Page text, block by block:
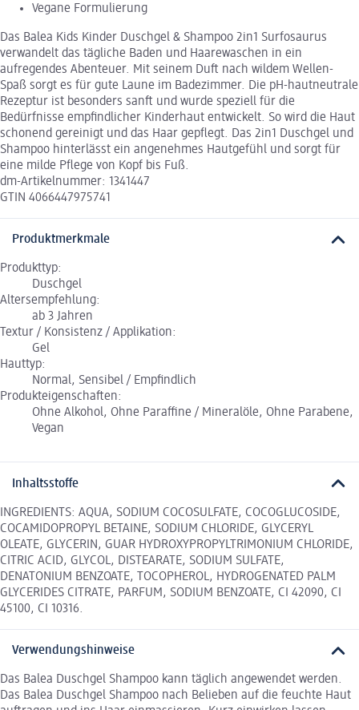
Vegane Formulierung
Das Balea Kids Kinder Duschgel & Shampoo 2in1 Surfosaurus
verwandelt das tägliche Baden und Haarewaschen in ein
aufregendes Abenteuer. Mit seinem Duft nach wildem Wellen-
Spaß sorgt es für gute Laune im Badezimmer. Die pH-hautneutrale
Rezeptur ist besonders sanft und wurde speziell für die
Bedürfnisse empfindlicher Kinderhaut entwickelt. So wird die Haut
schonend gereinigt und das Haar gepflegt. Das 2in1 Duschgel und
Shampoo hinterlässt ein angenehmes Hautgefühl und sorgt für
eine milde Pflege von Kopf bis Fuß.
dm-Artikelnummer: 1341447
GTIN 4066447975741
Produktmerkmale
Produkttyp:
Duschgel
Altersempfehlung:
ab 3 Jahren
Textur / Konsistenz / Applikation:
Gel
Hauttyp:
Normal, Sensibel / Empfindlich
Produkteigenschaften:
Ohne Alkohol, Ohne Paraffine / Mineralöle, Ohne Parabene,
Vegan
Inhaltsstoffe
INGREDIENTS: AQUA, SODIUM COCO­SULFATE, COCO­GLUCOSIDE,
COCAMIDOPROPYL BETAINE, SODIUM CHLORIDE, GLYCERYL
OLEATE, GLYCERIN, GUAR HYDROXYPROPYLTRIMONIUM CHLORIDE,
CITRIC ACID, GLYCOL, DISTEARATE, SODIUM SULFATE,
DENATONIUM BENZOATE, TOCOPHEROL, HYDROGENATED PALM
GLYCERIDES CITRATE, PARFUM, SODIUM BENZOATE, CI 42090, CI
45100, CI 10316.
Verwendungshinweise
Das Balea Duschgel Shampoo kann täglich angewendet werden.
Das Balea Duschgel Shampoo nach Belieben auf die feuchte Haut